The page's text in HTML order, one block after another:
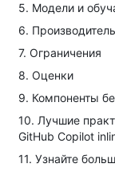
5. Модели и
6.
7. Ограничения
8. Оценки
9. Компоненты
10. Лучшие
GitHub Copilot
11. Узнайте